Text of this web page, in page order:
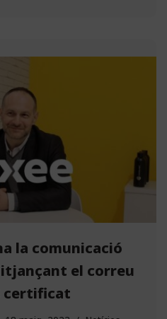
la comunicació
el correu
certificat